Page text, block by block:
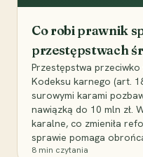
Co robi prawnik
przestępstwach
Przestępstwa przeciwko
Kodeksu karnego (art.
surowymi karami
nawiązką do 10 mln zł.
karalne, co zmieniła
sprawie pomaga
8 min czytania